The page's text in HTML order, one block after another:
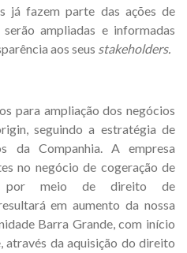
já fazem parte das ações de
ampliadas e informadas
aos seus stakeholders.
para ampliação dos negócios
seguindo a estratégia de
da Companhia. A empresa
no negócio de cogeração de
por meio de direito de
em aumento da nossa
Barra Grande, com início
através da aquisição do direito